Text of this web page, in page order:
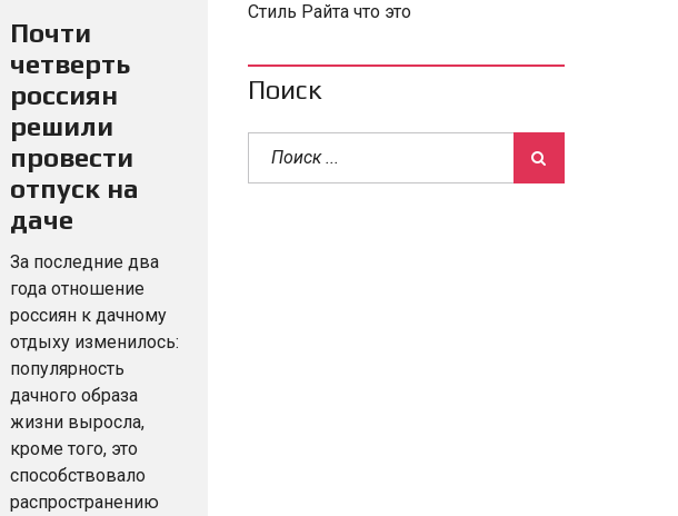
Почти
четверть
россиян
решили
провести
отпуск на
даче
За последние два
года отношение
россиян к дачному
отдыху изменилось:
популярность
дачного образа
жизни выросла,
кроме того, это
способствовало
распространению
Стиль Райта что это
Поиск